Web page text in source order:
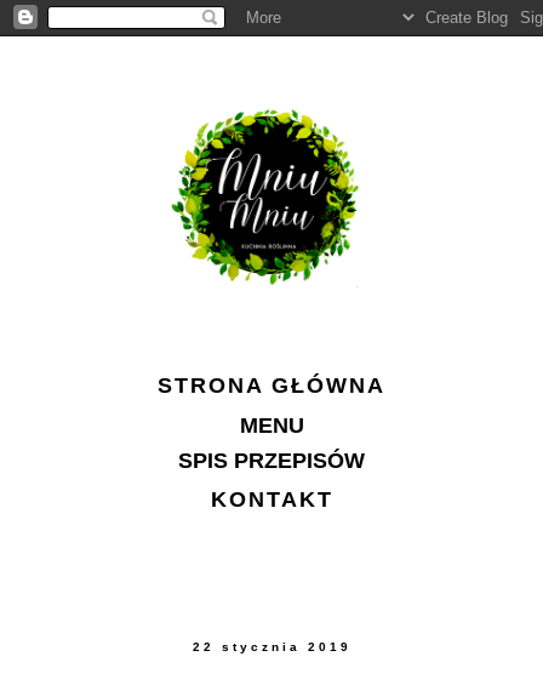
STRONA GŁÓWNA
MENU
SPIS PRZEPISÓW
KONTAKT
22 stycznia 2019